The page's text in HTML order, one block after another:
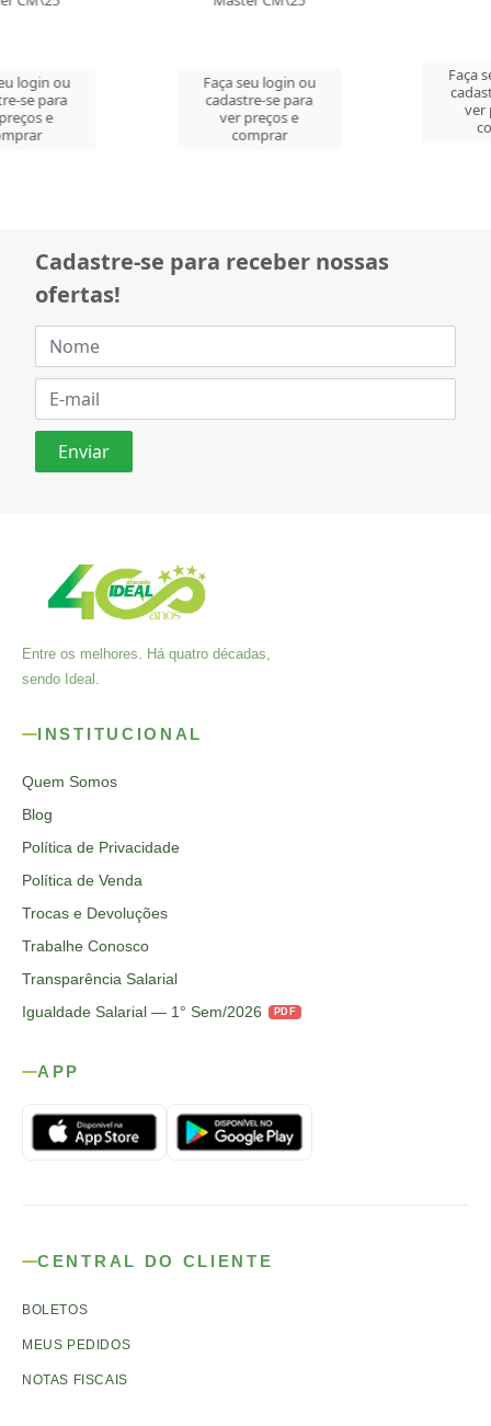
Faça seu login ou
cadastre-se para
Cadastre-se para receber nossas
ofertas!
Entre os melhores. Há quatro décadas,
sendo Ideal.
INSTITUCIONAL
Quem Somos
Blog
Política de Privacidade
Política de Venda
Trocas e Devoluções
Trabalhe Conosco
Transparência Salarial
Igualdade Salarial — 1° Sem/2026
PDF
APP
CENTRAL DO CLIENTE
BOLETOS
MEUS PEDIDOS
NOTAS FISCAIS